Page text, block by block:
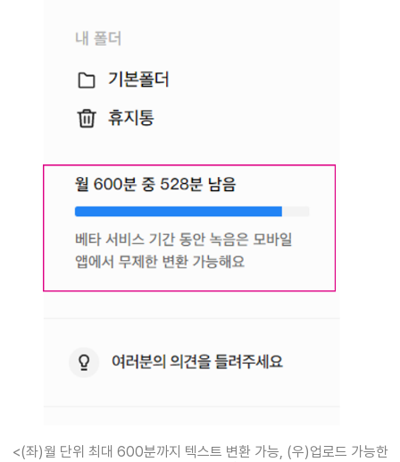
<(좌)월 단위 최대 600분까지 텍스트 변환 가능, (우)업로드 가능한